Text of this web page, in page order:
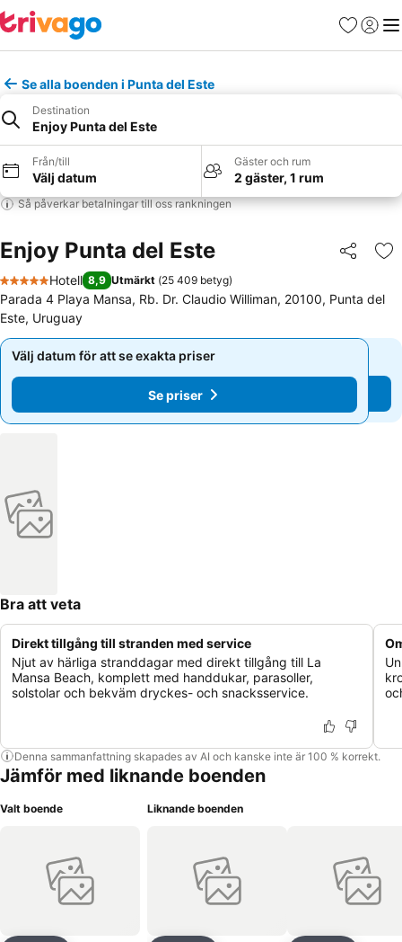
Favoriter
Logga
Se alla boenden i Punta del Este
Destination
Enjoy Punta del Este
Från/till
Välj datum
Gäster och rum
2 gäster, 1 rum
Så påverkar betalningar till oss rankningen
Enjoy Punta del Este Dela
5 Stjärnor
Hotell 8,9 Utmärkt (25 409 betyg)
Parada 4 Playa Mansa, Rb. Dr. Claudio Williman, 20100, Punta del
Este, Uruguay
Välj datum för att se exakta priser
Se priser
Välj datum för att se exakta priser
Se priser
Bra att veta
Direkt tillgång till stranden med service
Njut av härliga stranddagar med direkt tillgång till La
Mansa Beach, komplett med handdukar, parasoller,
solstolar och bekväm dryckes- och snacksservice.
Denna sammanfattning skapades av AI och kanske inte är 100 % korrekt.
Jämför med liknande boenden
Valt boende Liknande boenden